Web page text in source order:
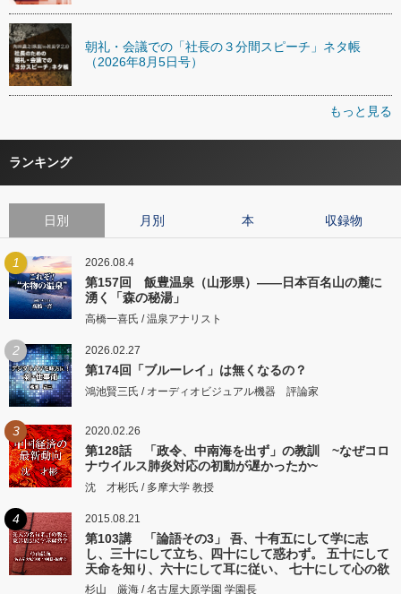
朝礼・会議での「社長の３分間スピーチ」ネタ帳
（2026年8月5日号）
もっと見る
ランキング
日別 月別 本 収録物
1 2026.08.4
第157回 飯豊温泉（山形県）――日本百名山の麓に
湧く「森の秘湯」
高橋一喜氏 / 温泉アナリスト
2 2026.02.27
第174回「ブルーレイ」は無くなるの？
鴻池賢三氏 / オーディオビジュアル機器 評論家
3 2020.02.26
第128話 「政令、中南海を出ず」の教訓 ~なぜコロ
ナウイルス肺炎対応の初動が遅かったか~
沈 才彬氏 / 多摩大学 教授
4 2015.08.21
第103講 「論語その3」 吾、十有五にして学に志
し、三十にして立ち、四十にして惑わず。 五十にして
天命を知り、六十にして耳に従い、 七十にして心の欲
するところに従いて矩をこえず。
杉山 厳海 / 名古屋大原学園 学園長